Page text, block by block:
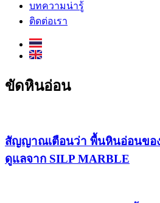
บทความน่ารู้
ติดต่อเรา
ขัดหินอ่อน
สัญญาณเตือนว่า พื้นหินอ่อนขอ
ดูแลจาก SILP MARBLE